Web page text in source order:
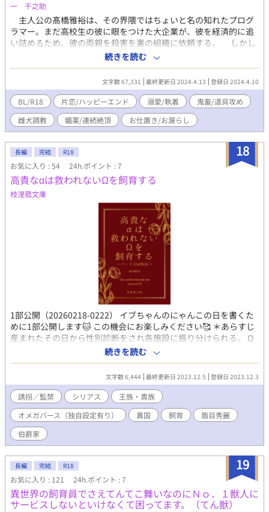
一 千之助
主人公の髙橋雅裕は、その界隈ではちょいと名の知れたプログ
ラマー。まだ高校生の彼に眼をつけた大企業が、彼を経済的に追
い詰めるため、彼の両親を殺害を裏の組織に依頼する。 しかし
その企業が手を伸ばす前に、別の企業が彼に声をかけて雇ってし
まった。 経済的にも安定し、一息ついた雅裕だが、雇われた会
社には何か怪しい裏側があるようで.....？ 飼育的調教、SM、裏
社会。道徳、人権、その他皆無です。そのへん御注意を。
続きを読む
文字数 67,331 最終更新日 2024.4.13 登録日 2024.4.10
BL/R18 片恋/ハッピーエンド 溺愛/執着
鬼畜/道具攻め
雌犬調教
媚薬/連続絶頂 お仕置き/お漏らし
18
長編 完結 R18
お気に入り : 54 24h.ポイント : 7
高貴なαは救われないΩを飼育する
枝浬菰文庫
1部公開（20260218-0222） イブちゃんのにゃんこの日を書くた
めに1部公開します🐱 この機会にお楽しみください🥰 ＊あらすじ
産まれたその日から性別診断をされ各施設に振り分けられる。 Ω
の中でも男Ωは多く奴隷として扱われる。 βやαは特別な施設に預
けられ教育を受ける。 特にβの役職は広く 騎士・医者・警備・料
理人・獣医……etc と教育の入り口は広くある。 αは高貴なαとし
て貴族の屋敷に送られる。 得意分野を活かし生活する。 続きは本
編にて…→ -------------*-----------------------*-----------------------------
*--------------------*---------- 2/20 まで続きはDLsiteにてお楽しみ
ください。 好きかも、続きが気になるかもと思ったら【お気に入
り】一票をお願いします。 ※性描写多く含みます。 ※文章の無断
転載禁止。 ※オメガバース物語
続きを読む
文字数 6,444 最終更新日 2023.12.5 登録日 2023.12.3
誘拐／監禁 シリアス
王族・貴族
オメガバース（独自設定有り）
異国 飼育
眉目秀麗
伯爵家
19
長編 完結 R18
お気に入り : 121 24h.ポイント : 7
異世界の飼育員でさえてんてこ舞いなのにＮｏ．１獣人に
サービスしないといけなくて困ってます。（てん獣）